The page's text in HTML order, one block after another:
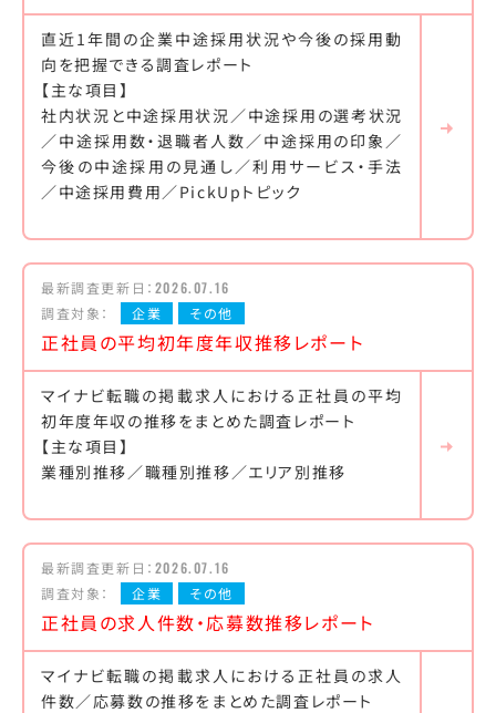
直近1年間の企業中途採用状況や今後の採用動
向を把握できる調査レポート
【主な項目】
社内状況と中途採用状況／中途採用の選考状況
／中途採用数・退職者人数／中途採用の印象／
今後の中途採用の見通し／利用サービス・手法
／中途採用費用／PickUpトピック
最新調査更新日： 2026.07.16
調査対象：
企業 その他
正社員の平均初年度年収推移レポート
マイナビ転職の掲載求人における正社員の平均
初年度年収の推移をまとめた調査レポート
【主な項目】
業種別推移／職種別推移／エリア別推移
最新調査更新日： 2026.07.16
調査対象：
企業 その他
正社員の求人件数・応募数推移レポート
マイナビ転職の掲載求人における正社員の求人
件数／応募数の推移をまとめた調査レポート